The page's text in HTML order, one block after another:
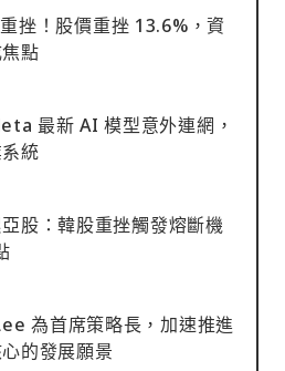
挫！股價重挫 13.6%，資
點
最新 AI 模型意外連網，
統
股：韓股重挫觸發熔斷機
為首席策略長，加速推進
的發展願景